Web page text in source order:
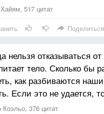
517 цитат
Поделиться
нельзя отказываться
тело. Сколько бы
как разбиваются
Если это не удается,
376 цитат